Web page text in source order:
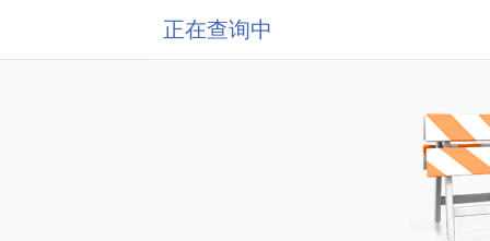
正在查询中